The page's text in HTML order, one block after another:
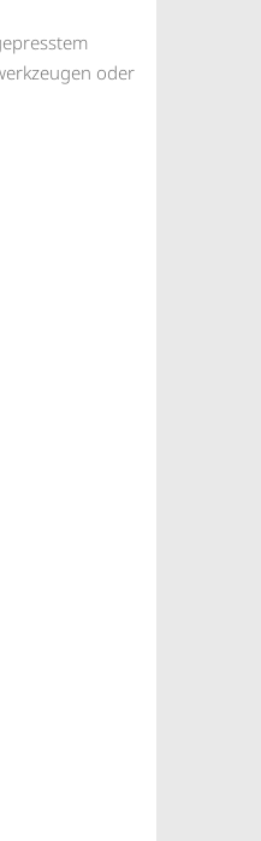
oder